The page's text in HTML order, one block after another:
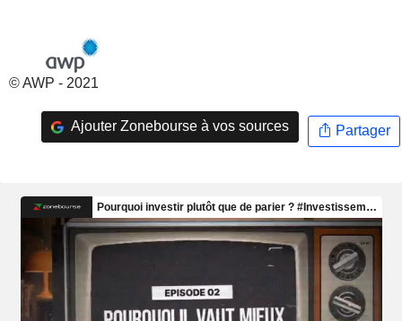
© AWP - 2021
Ajouter Zonebourse à vos sources Partager